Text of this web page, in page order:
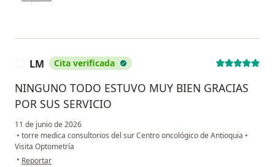
LM Cita verificada
NINGUNO TODO ESTUVO MUY BIEN GRACIAS
POR SUS SERVICIO
11 de junio de 2026
• torre medica consultorios del sur Centro oncológico de Antioquia •
Visita Optometría
• en opinión del usuario LM
Reportar